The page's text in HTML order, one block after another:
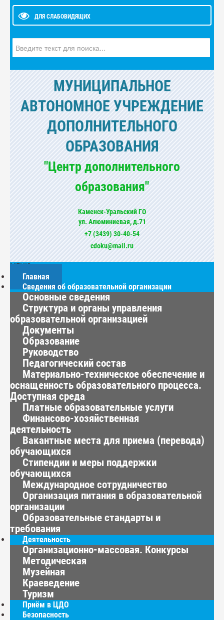
ДЛЯ СЛАБОВИДЯЩИХ
МУНИЦИПАЛЬНОЕ
АВТОНОМНОЕ УЧРЕЖДЕНИЕ
ДОПОЛНИТЕЛЬНОГО
ОБРАЗОВАНИЯ
"Центр дополнительного
образования"
Каменск-Уральский ГО
ул. Алюминиевая, д.71
+7 (3439) 30-40-54
cdoku@mail.ru
МЕНЮ
Главная
Сведения об образовательной организации
Основные сведения
Структура и органы управления
образовательной организацией
Документы
Образование
Руководство
Педагогический состав
Материально-техническое обеспечение и
оснащенность образовательного процесса.
Доступная среда
Платные образовательные услуги
Финансово-хозяйственная
деятельность
Вакантные места для приема (перевода)
обучающихся
Стипендии и меры поддержки
обучающихся
Международное сотрудничество
Организация питания в образовательной
организации
Образовательные стандарты и
требования
Деятельность
Организационно-массовая. Конкурсы
Методическая
Музейная
Краеведение
Туризм
Приём в ЦДО
Безопасность